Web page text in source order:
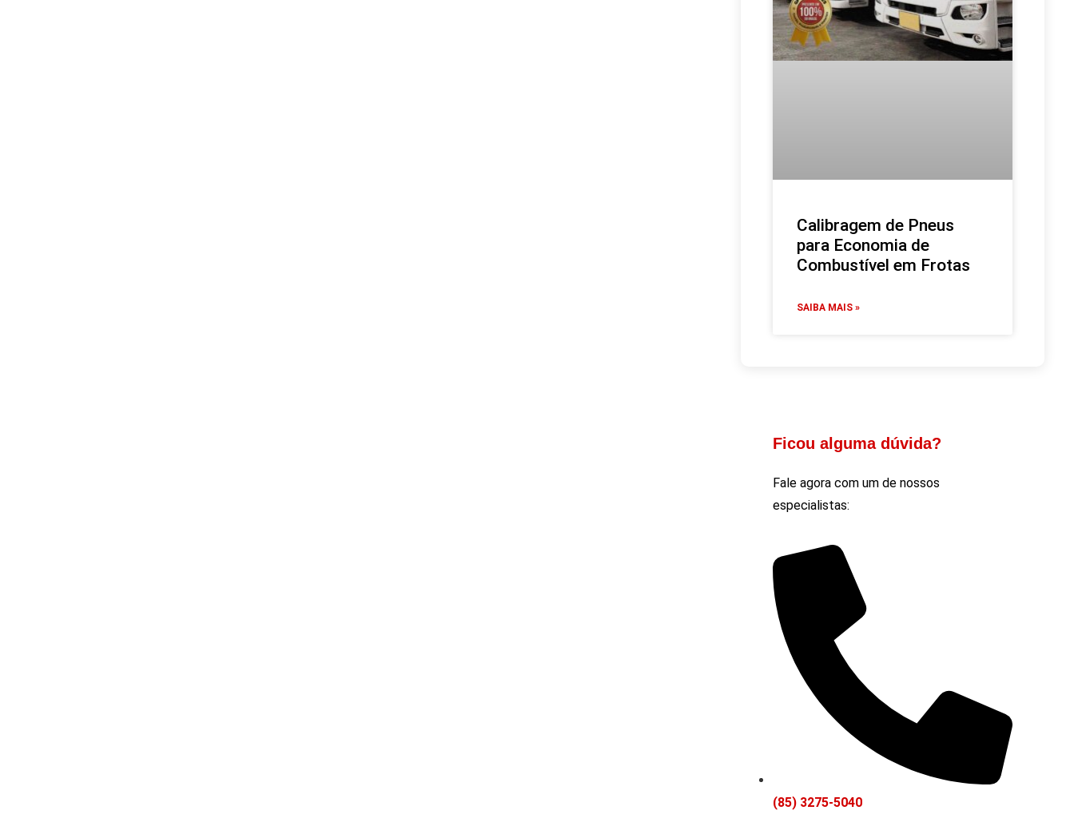
Calibragem de Pneus
para Economia de
Combustível em Frotas
SAIBA MAIS »
Ficou alguma dúvida?
Fale agora com um de nossos
especialistas:
(85) 3275-5040